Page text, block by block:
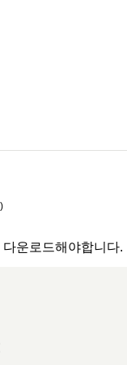
)
운로드해야합니다.